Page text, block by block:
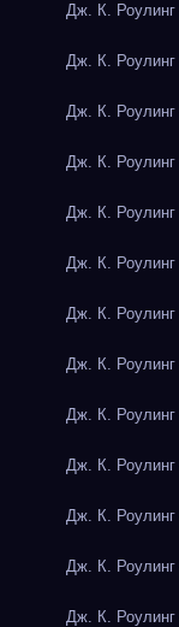
Дж. К.
Дж. К.
Дж. К.
Дж. К.
Дж. К.
Дж. К.
Дж. К.
Дж. К.
Дж. К.
Дж. К.
Дж. К.
Дж. К.
Дж. К.